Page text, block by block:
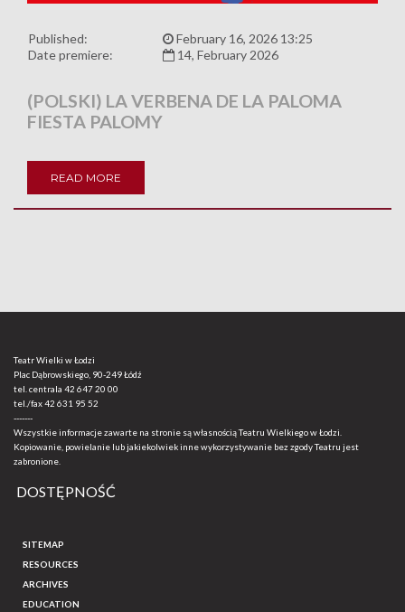
Published:
February 16, 2026 13:25
Date premiere:
14, February 2026
(POLSKI) LA VERBENA DE LA PALOMA
FIESTA PALOMY
READ MORE
Teatr Wielki w Łodzi
Plac Dąbrowskiego, 90-249 Łódź
tel. centrala 42 647 20 00
tel./fax42 631 95 52
-------
Wszystkie informacje zawarte na stronie są własnością Teatru Wielkiego w Łodzi.
Kopiowanie, powielanie lub jakiekolwiek inne wykorzystywanie bez zgody Teatru jest
zabronione.
DOSTĘPNOŚĆ
SITEMAP
RESOURCES
ARCHIVES
EDUCATION